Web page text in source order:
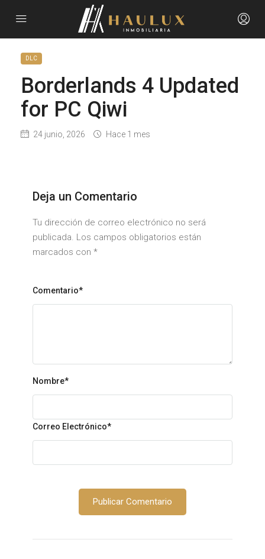
DLC
Borderlands 4 Updated
for PC Qiwi
24 junio, 2026 Hace 1 mes
Deja un Comentario
Tu dirección de correo electrónico no será
publicada. Los campos obligatorios están
marcados con *
Comentario*
Nombre*
Correo Electrónico*